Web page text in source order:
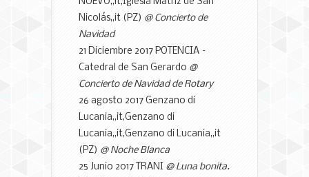
Nicolás,,it (PZ) @ Concierto de
Navidad
21 Diciembre 2017 POTENCIA –
Catedral de San Gerardo @
Concierto de Navidad de Rotary
26 agosto 2017 Genzano di
Lucania,,it,Genzano di
Lucania,,it,Genzano di Lucania,,it
(PZ) @ Noche Blanca
25 Junio 2017 TRANI @ Luna bonita.